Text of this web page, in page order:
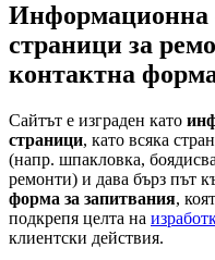
Информационна
страници за
контактна
Сайтът е изграден като
страници, като всяка
(напр. шпакловка,
ремонти) и дава бърз път
форма за запитвания,
подкрепя целта на
клиентски действия.